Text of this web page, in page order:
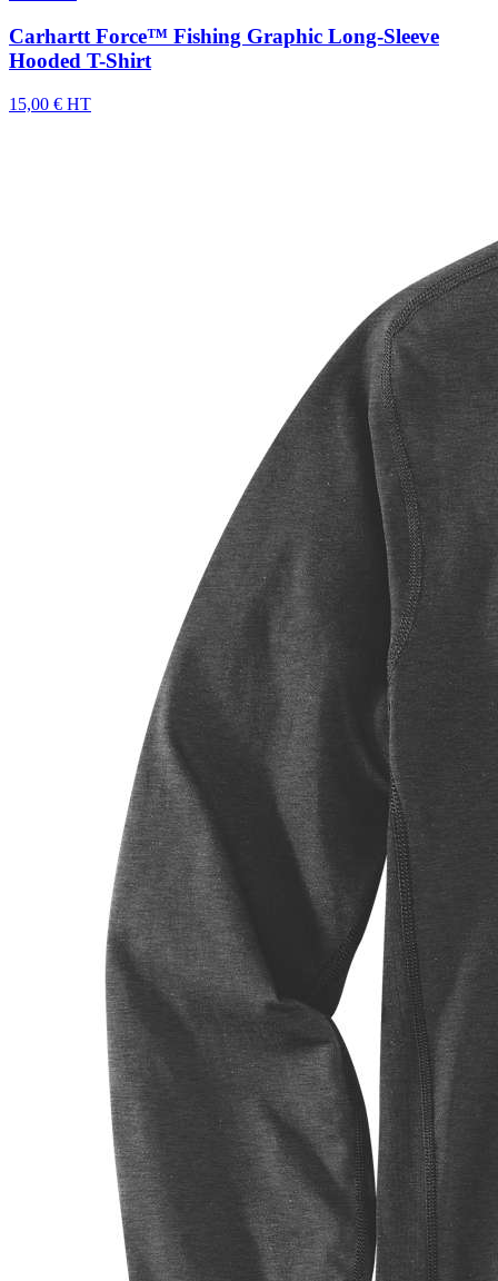
Carhartt Force™ Fishing Graphic Long-Sleeve
Hooded T-Shirt
15,00 € HT